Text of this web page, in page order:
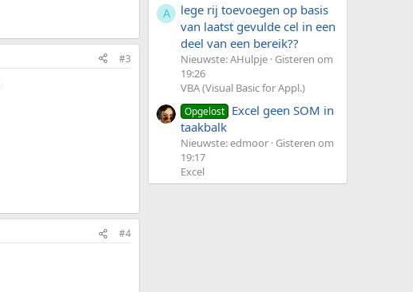
#3
#4
A
lege rij toevoegen op basis
van laatst gevulde cel in een
deel van een bereik??
Nieuwste: AHulpje Gisteren om
19:26
VBA (Visual Basic for Appl.)
Opgelost Excel geen SOM in
taakbalk
Nieuwste: edmoor Gisteren om
19:17
Excel